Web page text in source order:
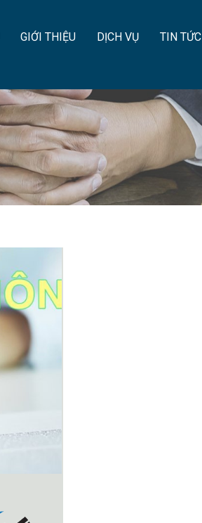
GIỚI THIỆU DỊCH VỤ TIN TỨC